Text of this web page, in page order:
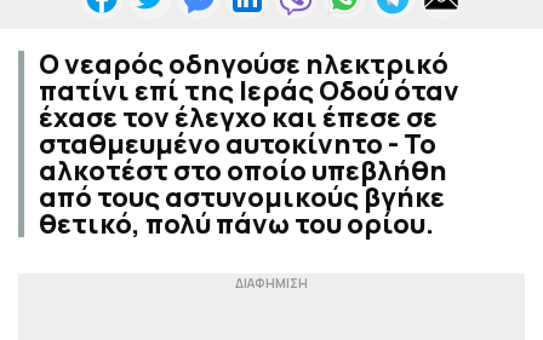
Ο νεαρός οδηγούσε ηλεκτρικό
πατίνι επί της Ιεράς Οδού όταν
έχασε τον έλεγχο και έπεσε σε
σταθμευμένο αυτοκίνητο - Το
αλκοτέστ στο οποίο υπεβλήθη
από τους αστυνομικούς βγήκε
θετικό, πολύ πάνω του ορίου.